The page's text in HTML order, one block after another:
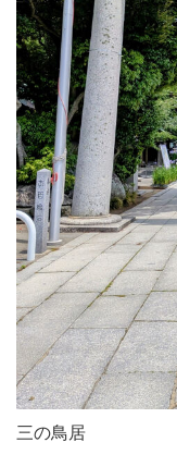
三の鳥居